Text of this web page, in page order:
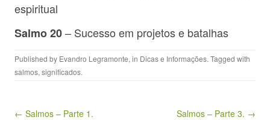
espiritual
Salmo 20– Sucesso em projetos e batalhas
Published by Evandro Legramonte, in Dicas e Informações. Tagged with
salmos, significados.
Post navigation
← Salmos – Parte 1. Salmos – Parte 3. →